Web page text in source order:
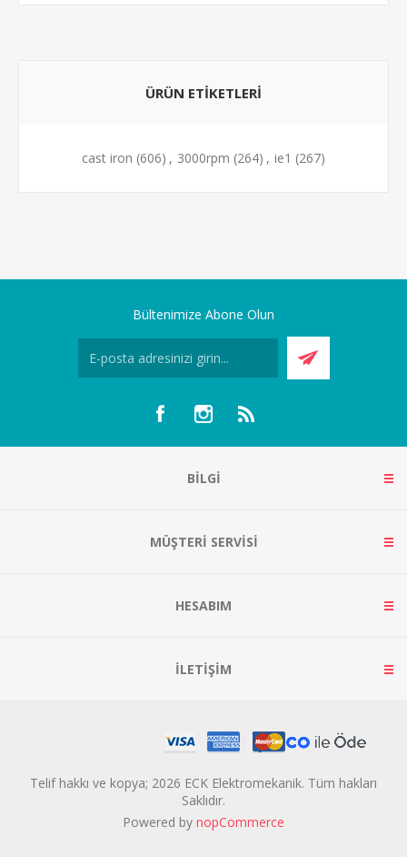
ÜRÜN ETIKETLERI
cast iron (606) , 3000rpm (264) , ie1 (267)
Bültenimize Abone Olun
BILGI
MÜŞTERI SERVISI
HESABIM
İLETIŞIM
Telif hakkı ve kopya; 2026 ECK Elektromekanik. Tüm hakları
Saklıdır.
Powered by nopCommerce